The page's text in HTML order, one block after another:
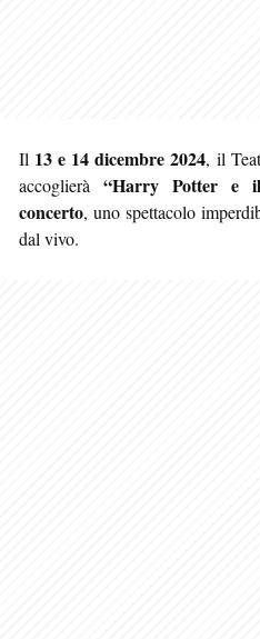
Il 13 e 14 dicembre 2024, il
accoglierà “Harry Potter e il
concerto, uno spettacolo
dal vivo.